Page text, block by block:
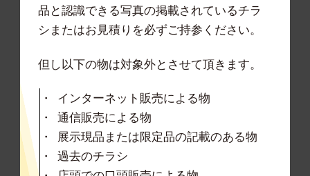
品と認識できる写真の掲載されているチラ
シまたはお見積りを必ずご持参ください。
但し以下の物は対象外とさせて頂きます。
インターネット販売による物
通信販売による物
展示現品または限定品の記載のある物
過去のチラシ